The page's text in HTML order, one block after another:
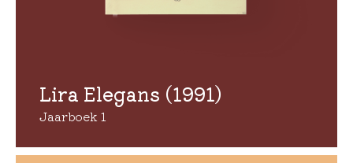
Lira Elegans (1991)
Jaarboek 1